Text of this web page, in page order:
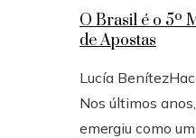
O Brasil é o 5º
de Apostas
Lucía Benítez
Nos últimos
emergiu como